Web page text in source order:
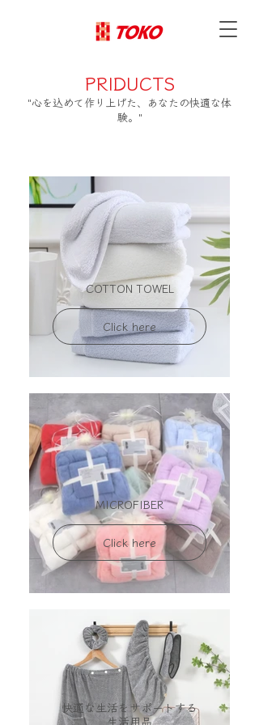
​PRIDUCTS
"心を込めて作り上げた、あなたの快適な体
験。"
COTTON TOWEL
Click here
MICROFIBER
Click here
快適な生活をサポートする
生活用品